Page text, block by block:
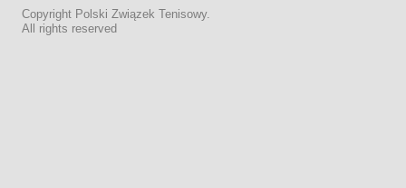
Copyright Polski Związek Tenisowy.
All rights reserved